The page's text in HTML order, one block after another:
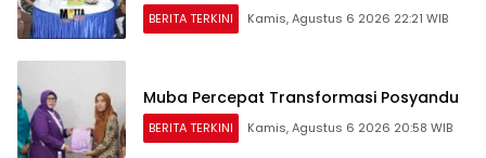
BERITA TERKINI Kamis, Agustus 6 2026 22:21 WIB
Muba Percepat Transformasi Posyandu
BERITA TERKINI Kamis, Agustus 6 2026 20:58 WIB